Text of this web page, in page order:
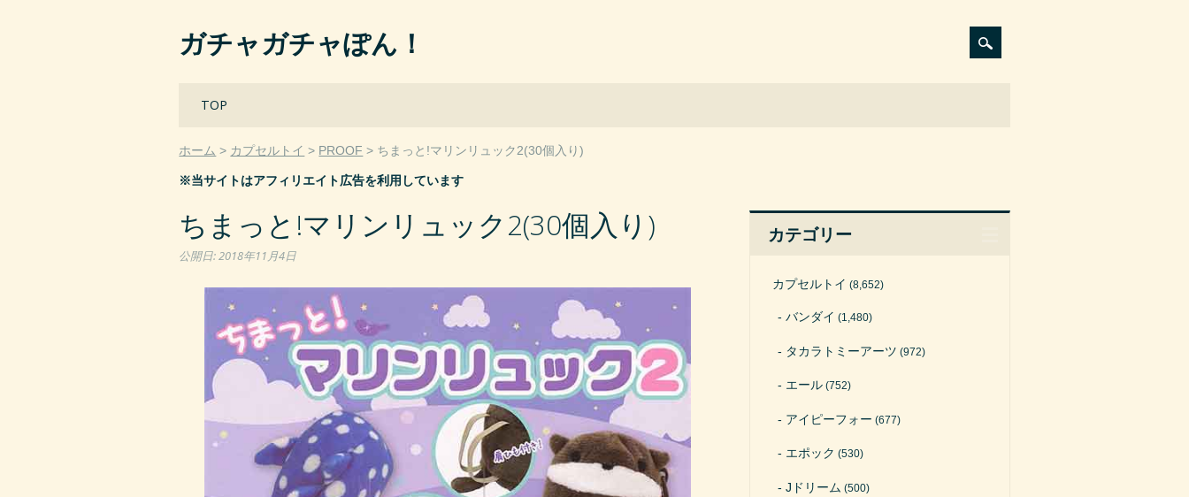
ガチャガチャぽん！
Main menu
TOP
ホーム カプセルトイ PROOF ちまっと!マリンリュック2(30個入り)
※当サイトはアフィリエイト広告を利用しています
ちまっと!マリンリュック2(30個入り)
公開日:2018年11月4日
カテゴリー
カプセルトイ (8,652)
バンダイ (1,480)
タカラトミーアーツ (972)
エール (752)
アイピーフォー (677)
エポック (530)
Jドリーム (500)